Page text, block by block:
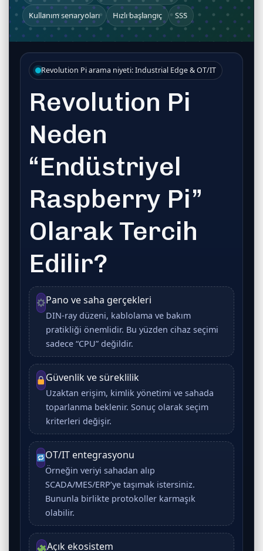
Kullanım senaryoları Hızlı başlangıç SSS
Revolution Pi arama niyeti: Industrial Edge & OT/IT
Revolution Pi
Neden
“Endüstriyel
Raspberry Pi”
Olarak Tercih
Edilir?
Pano ve saha gerçekleri
DIN-ray düzeni, kablolama ve bakım
pratikliği önemlidir. Bu yüzden cihaz seçimi
sadece “CPU” değildir.
Güvenlik ve süreklilik
Uzaktan erişim, kimlik yönetimi ve sahada
toparlanma beklenir. Sonuç olarak seçim
kriterleri değişir.
OT/IT entegrasyonu
Örneğin veriyi sahadan alıp
SCADA/MES/ERP’ye taşımak istersiniz.
Bununla birlikte protokoller karmaşık
olabilir.
Açık ekosistem